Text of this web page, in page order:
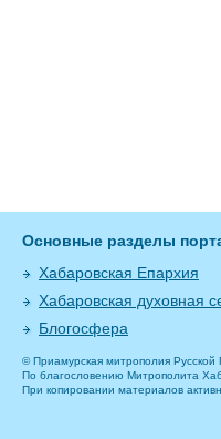
Основные разделы
Хабаровская Епархия
Хабаровская духовная
Блогосфера
© Приамурская митрополия
По благословению Митрополита
При копировании материалов